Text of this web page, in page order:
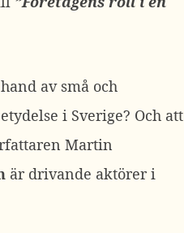
av små och
i Sverige? Och att
Martin
är drivande aktörer i